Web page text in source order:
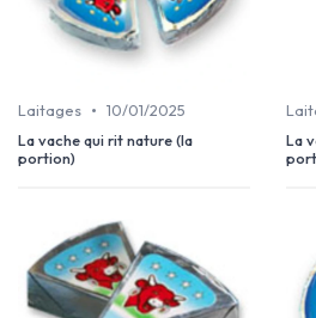
Laitages • 10/01/2025
La vache qui rit nature (la
portion)
La